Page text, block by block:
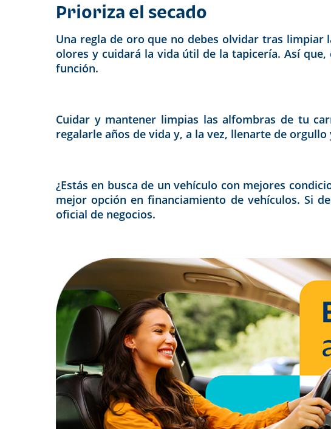
Prioriza el secado
Una regla de oro que no debes olvidar tras limpiar
olores y cuidará la vida útil de la tapicería. Así
función.
Cuidar y mantener limpias las alfombras de tu
regalarle años de vida y, a la vez, llenarte de
¿Estás en busca de un vehículo con mejores
mejor opción en financiamiento de vehículos. Si
oficial de negocios.